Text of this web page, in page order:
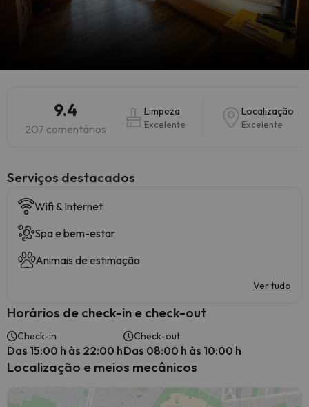
9.4
207 comentários
Limpeza
Excelente
Localização
Excelente
Serviços destacados
Wifi & Internet
Spa e bem-estar
Animais de estimação
Ver tudo
Horários de check-in e check-out
Check-in
Das 15:00 h às 22:00 h
Check-out
Das 08:00 h às 10:00 h
Localização e meios mecânicos